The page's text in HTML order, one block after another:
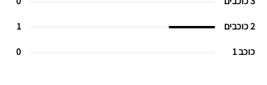
2 כוכבים 1
כוכב 1 0